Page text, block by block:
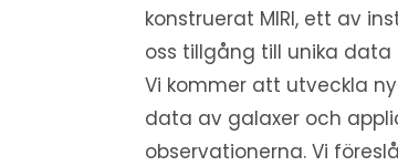
konstruerat MIRI, ett av
oss tillgång till unika
Vi kommer att utveckla
data av galaxer och
observationerna. Vi